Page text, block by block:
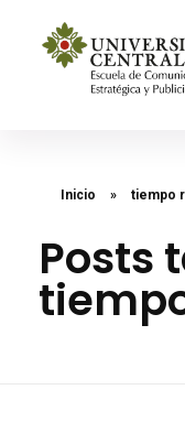
Inicio » tiempo
Posts